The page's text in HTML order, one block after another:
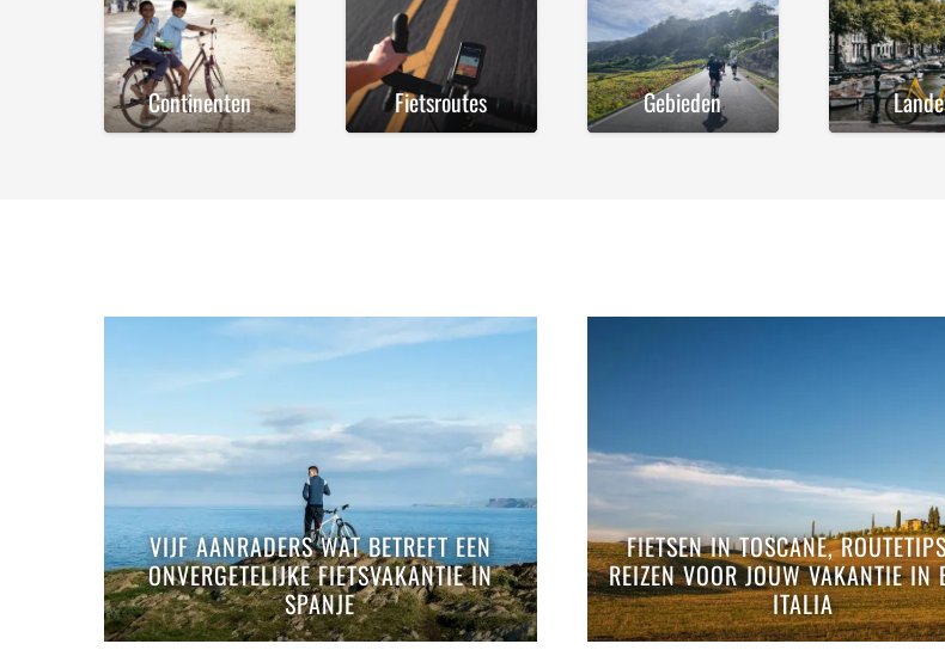
Continenten Fietsroutes Gebieden
VIJF AANRADERS WAT BETREFT EEN
ONVERGETELIJKE FIETSVAKANTIE IN
SPANJE
FIETSEN IN TOSCANE,
REIZEN VOOR JOUW VAKANTIE IN
ITALIA